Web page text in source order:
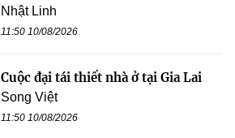
Nhật Linh
11:50 10/08/2026
Cuộc đại tái thiết nhà ở tại Gia Lai
Song Việt
11:50 10/08/2026